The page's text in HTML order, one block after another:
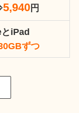
5,940 円
iPad
ずつ